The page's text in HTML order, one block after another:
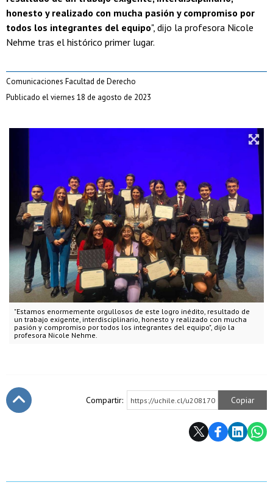
"Estamos enormemente orgullosos de este logro inédito, resultado de
un trabajo exigente, interdisciplinario, honesto y realizado con mucha
pasión y compromiso por todos los integrantes del equipo", dijo la
profesora Nicole Nehme.
honesto y realizado con mucha pasión y compromiso por
todos los integrantes del equipo", dijo la profesora Nicole
Nehme tras el histórico primer lugar.
Comunicaciones Facultad de Derecho
Publicado el viernes 18 de agosto de 2023
Compartir: https://uchile.cl/u208170 Copiar